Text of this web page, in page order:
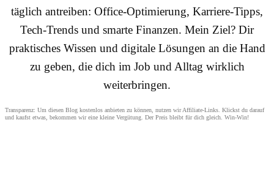
täglich antreiben: Office-Optimierung, Karriere-Tipps,
Tech-Trends und smarte Finanzen. Mein Ziel? Dir
praktisches Wissen und digitale Lösungen an die Hand
zu geben, die dich im Job und Alltag wirklich
weiterbringen.
Transparenz: Um diesen Blog kostenlos anbieten zu können, nutzen wir Affiliate-Links. Klickst du darauf
und kaufst etwas, bekommen wir eine kleine Vergütung. Der Preis bleibt für dich gleich. Win-Win!